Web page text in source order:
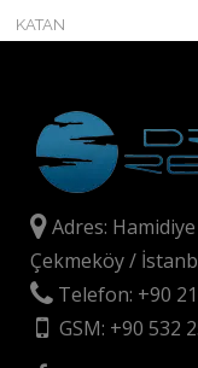
KATAN
Adres:
Çekmeköy /
Telefon: +90
GSM: +90 532